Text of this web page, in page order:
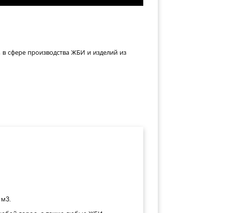
в сфере производства ЖБИ и изделий из